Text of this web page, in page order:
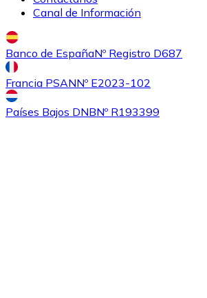
Comprar
tarjeta
Canal de Información
Banco de EspañaNº Registro D687
Francia PSANNº E2023-102
Países Bajos DNBNº R193399